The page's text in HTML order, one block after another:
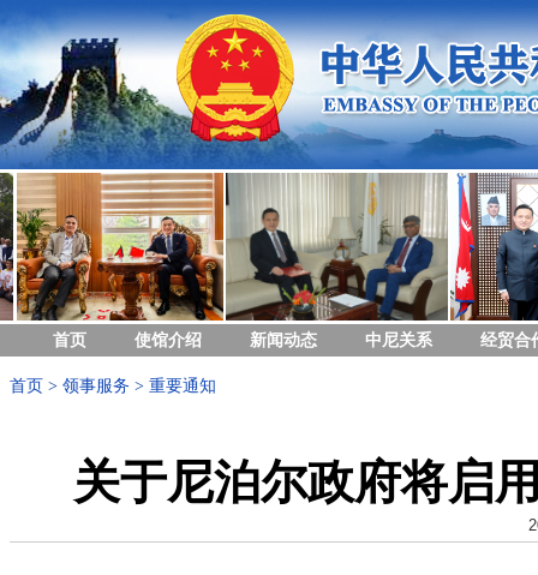
首页 使馆介绍 新闻动态 中尼关系 经贸合
首页 > 领事服务 > 重要通知
关于尼泊尔政府将启